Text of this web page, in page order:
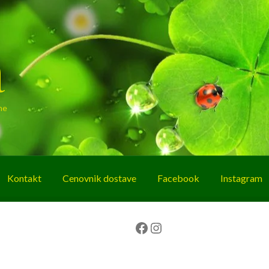
Kontakt Cenovnik dostave Facebook Instagram
Facebook Instagram